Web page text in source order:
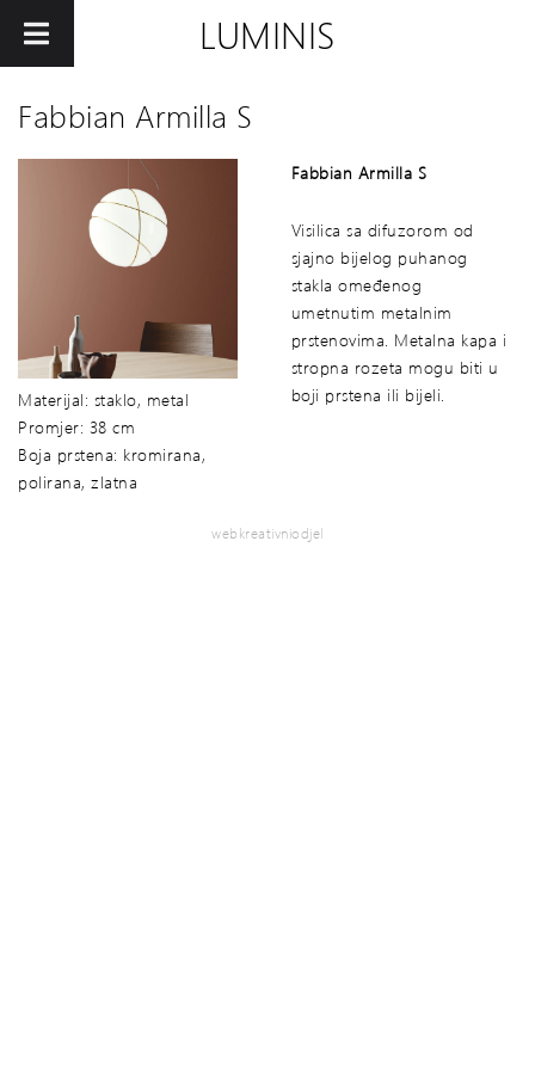
LUMINIS
Fabbian Armilla S
Materijal: staklo, metal
Promjer: 38 cm
Boja prstena: kromirana,
polirana, zlatna
Fabbian Armilla S
Visilica sa difuzorom od
sjajno bijelog puhanog
stakla omeđenog
umetnutim metalnim
prstenovima. Metalna kapa i
stropna rozeta mogu biti u
boji prstena ili bijeli.
webkreativniodjel